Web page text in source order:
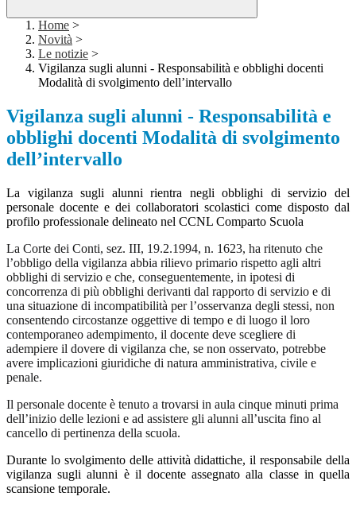
Home >
Novità >
Le notizie >
Vigilanza sugli alunni - Responsabilità e obblighi docenti
Modalità di svolgimento dell’intervallo
Vigilanza sugli alunni - Responsabilità e
obblighi docenti Modalità di svolgimento
dell’intervallo
La vigilanza sugli alunni rientra negli obblighi di servizio del
personale docente e dei collaboratori scolastici come disposto dal
profilo professionale delineato nel CCNL Comparto Scuola
La Corte dei Conti, sez. III, 19.2.1994, n. 1623, ha ritenuto che
l’obbligo della vigilanza abbia rilievo primario rispetto agli altri
obblighi di servizio e che, conseguentemente, in ipotesi di
concorrenza di più obblighi derivanti dal rapporto di servizio e di
una situazione di incompatibilità per l’osservanza degli stessi, non
consentendo circostanze oggettive di tempo e di luogo il loro
contemporaneo adempimento, il docente deve scegliere di
adempiere il dovere di vigilanza che, se non osservato, potrebbe
avere implicazioni giuridiche di natura amministrativa, civile e
penale.
Il personale docente è tenuto a trovarsi in aula cinque minuti prima
dell’inizio delle lezioni e ad assistere gli alunni all’uscita fino al
cancello di pertinenza della scuola.
Durante lo svolgimento delle attività didattiche, il responsabile della
vigilanza sugli alunni è il docente assegnato alla classe in quella
scansione temporale.